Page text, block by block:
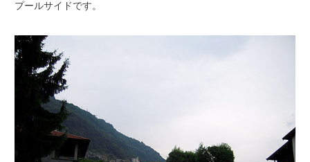
プールサイドです。